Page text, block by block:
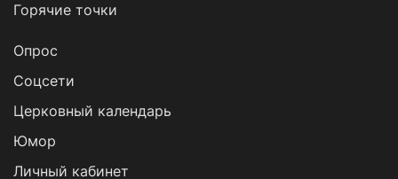
Горячие точки
Опрос
Cоцсети
Церковный календарь
Юмор
Личный кабинет